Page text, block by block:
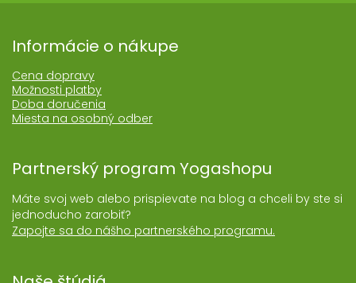
Informácie o nákupe
Cena dopravy
Možnosti platby
Doba doručenia
Miesta na osobný odber
Partnerský program Yogashopu
Máte svoj web alebo prispievate na blog a chceli by ste si
jednoducho zarobiť?
Zapojte sa do nášho partnerského programu.